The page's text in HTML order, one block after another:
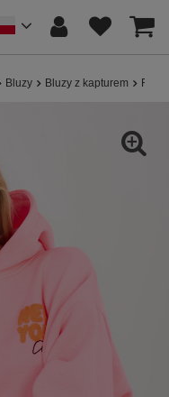
Bluzy Bluzy z kapturem Fluo